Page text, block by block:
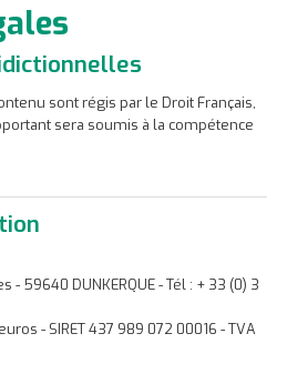
sont régis par le Droit Français,
sera soumis à la compétence
- 59640 DUNKERQUE - Tél : + 33 (0) 3
- SIRET 437 989 072 00016 - TVA